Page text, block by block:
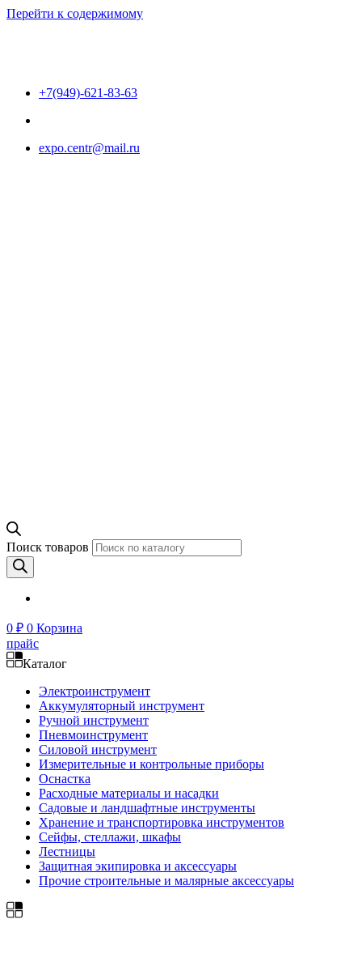
Перейти к содержимому
+7(949)-621-83-63
expo.centr@mail.ru
Поиск товаров
0 ₽ 0 Корзина
прайс
Каталог
Электроинструмент
Аккумуляторный инструмент
Ручной инструмент
Пневмоинструмент
Силовой инструмент
Измерительные и контрольные приборы
Оснастка
Расходные материалы и насадки
Садовые и ландшафтные инструменты
Хранение и транспортировка инструментов
Сейфы, стеллажи, шкафы
Лестницы
Защитная экипировка и аксессуары
Прочие строительные и малярные аксессуары